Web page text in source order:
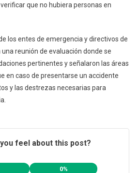
que no hubiera personas en
los entes de emergencia y directivos de
reunión de evaluación donde se
pertinentes y señalaron las áreas
en caso de presentarse un accidente
y las destrezas necesarias para
feel about this post?
0%